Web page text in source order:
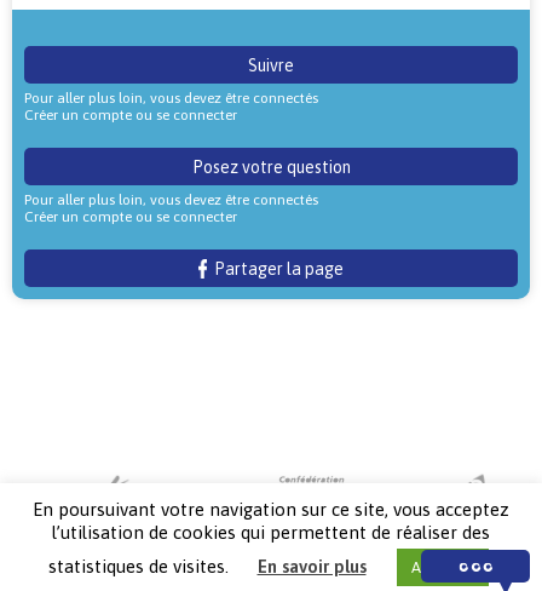
Suivre
Pour aller plus loin, vous devez être connectés
Créer un compte ou se connecter
Posez votre question
Pour aller plus loin, vous devez être connectés
Créer un compte ou se connecter
Partager la page
En poursuivant votre navigation sur ce site, vous acceptez
l’utilisation de cookies qui permettent de réaliser des
statistiques de visites.
En savoir plus Accepter